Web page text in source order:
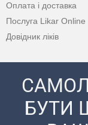
Оплата і доставка
Послуга Likar Online
Довідник ліків
БУТИ